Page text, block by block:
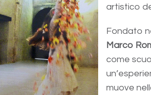
artistico
Fondato
Marco
come
muove